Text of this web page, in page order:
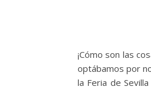
¡Cómo son las
optábamos por
la Feria de